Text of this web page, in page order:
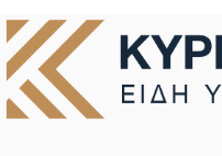
αποθήκευσης